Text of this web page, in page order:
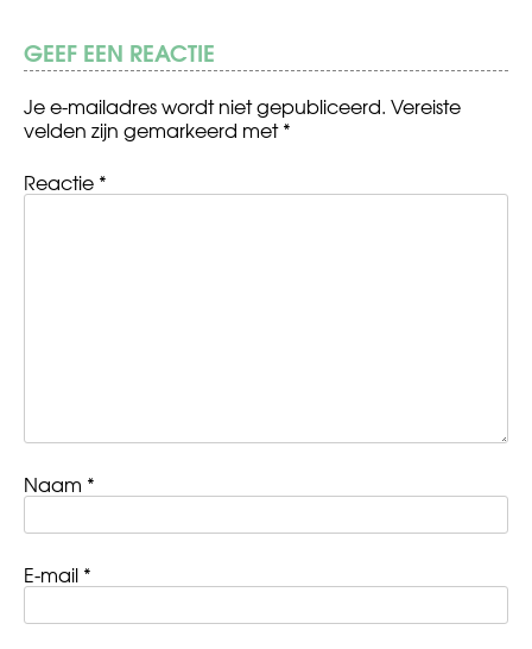
GEEF EEN REACTIE
Je e-mailadres wordt niet gepubliceerd. Vereiste
velden zijn gemarkeerd met*
Reactie *
Naam *
E-mail *